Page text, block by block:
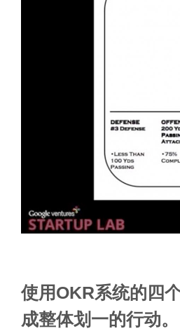
使用OKR系统的四
成整体划一的行动。